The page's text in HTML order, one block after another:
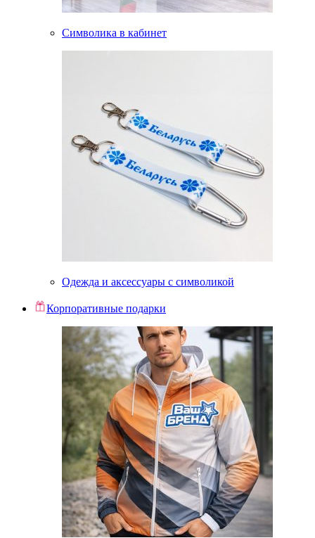
Символика в кабинет
Одежда и аксессуары с символикой
Корпоративные подарки